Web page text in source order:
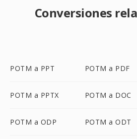
Conversiones
POTM a PPT POTM a PDF
POTM a PPTX POTM a DOC
POTM a ODP POTM a ODT